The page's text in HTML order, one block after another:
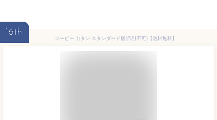
16th
ジーピー カタン スタンダード版(代引不可)【送料無料】